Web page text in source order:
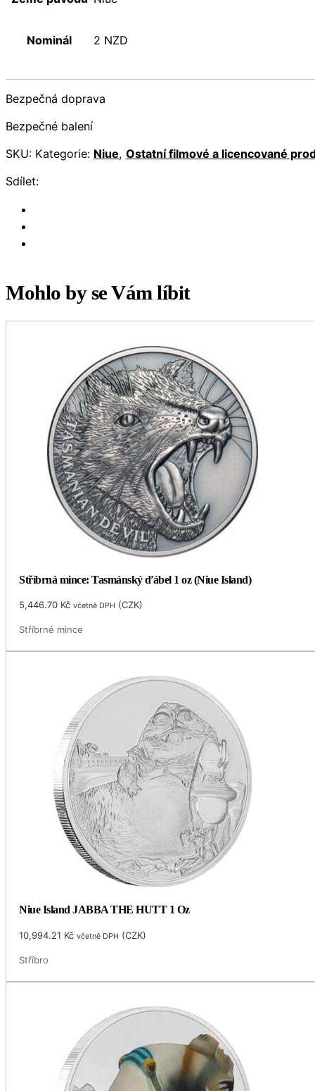
Nominál 2 NZD
Bezpečná doprava
Bezpečné balení
SKU: Kategorie: Niue, Ostatní filmové a licencované
Sdílet:
Mohlo by se Vám líbit
Stříbrná mince: Tasmánský ďábel 1 oz (Niue Island)
5,446.70 Kč včetně DPH (CZK)
Stříbrné mince
Niue Island JABBA THE HUTT 1 Oz
10,994.21 Kč včetně DPH (CZK)
Stříbro